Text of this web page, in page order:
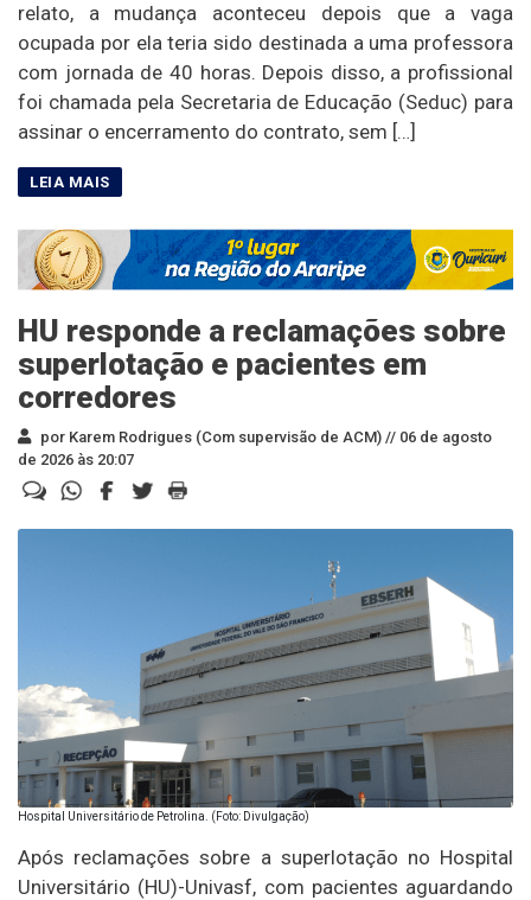
relato, a mudança aconteceu depois que a vaga
ocupada por ela teria sido destinada a uma professora
com jornada de 40 horas. Depois disso, a profissional
foi chamada pela Secretaria de Educação (Seduc) para
assinar o encerramento do contrato, sem […]
HU responde a reclamações sobre
superlotação e pacientes em
corredores
por Karem Rodrigues (Com supervisão de ACM) // 06 de agosto
de 2026 às 20:07
Hospital Universitário de Petrolina. (Foto: Divulgação)
Após reclamações sobre a superlotação no Hospital
Universitário (HU)-Univasf, com pacientes aguardando